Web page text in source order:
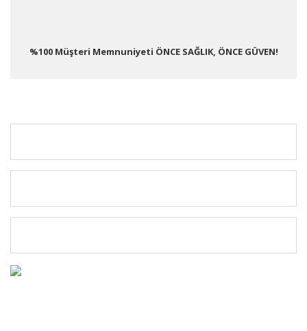
%100 Müşteri Memnuniyeti ÖNCE SAĞLIK, ÖNCE GÜVEN!